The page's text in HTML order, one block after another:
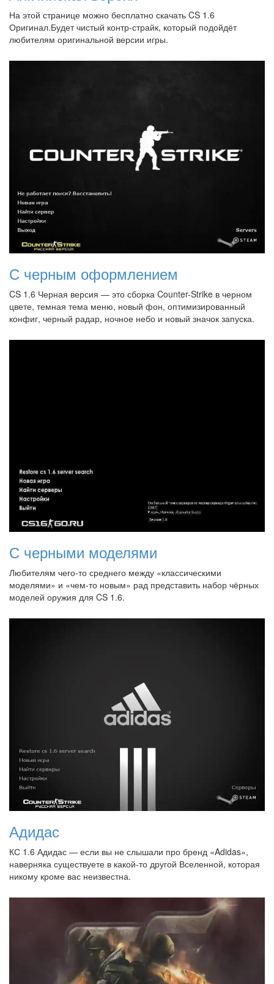
На этой странице можно бесплатно скачать CS 1.6
Оригинал.Будет чистый контр-страйк, который подойдёт
любителям оригинальной версии игры.
С черным оформлением
CS 1.6 Черная версия — это сборка Counter-Strike в черном
цвете, темная тема меню, новый фон, оптимизированный
конфиг, черный радар, ночное небо и новый значок запуска.
С черными моделями
Любителям чего-то среднего между «классическими
моделями» и «чем-то новым» рад представить набор чёрных
моделей оружия для CS 1.6.
Адидас
КС 1.6 Адидас — если вы не слышали про бренд «Adidas»,
наверняка существуете в какой-то другой Вселенной, которая
никому кроме вас неизвестна.